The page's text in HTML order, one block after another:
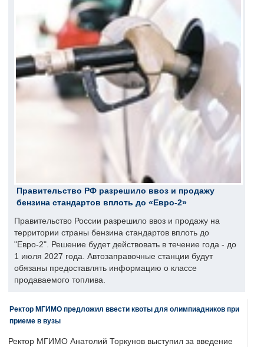
Правительство РФ разрешило ввоз и продажу
бензина стандартов вплоть до «Евро-2»
Правительство России разрешило ввоз и продажу на
территории страны бензина стандартов вплоть до
"Евро-2". Решение будет действовать в течение года - до
1 июля 2027 года. Автозаправочные станции будут
обязаны предоставлять информацию о классе
продаваемого топлива.
Ректор МГИМО предложил ввести квоты для олимпиадников при
приеме в вузы
Ректор МГИМО Анатолий Торкунов выступил за введение